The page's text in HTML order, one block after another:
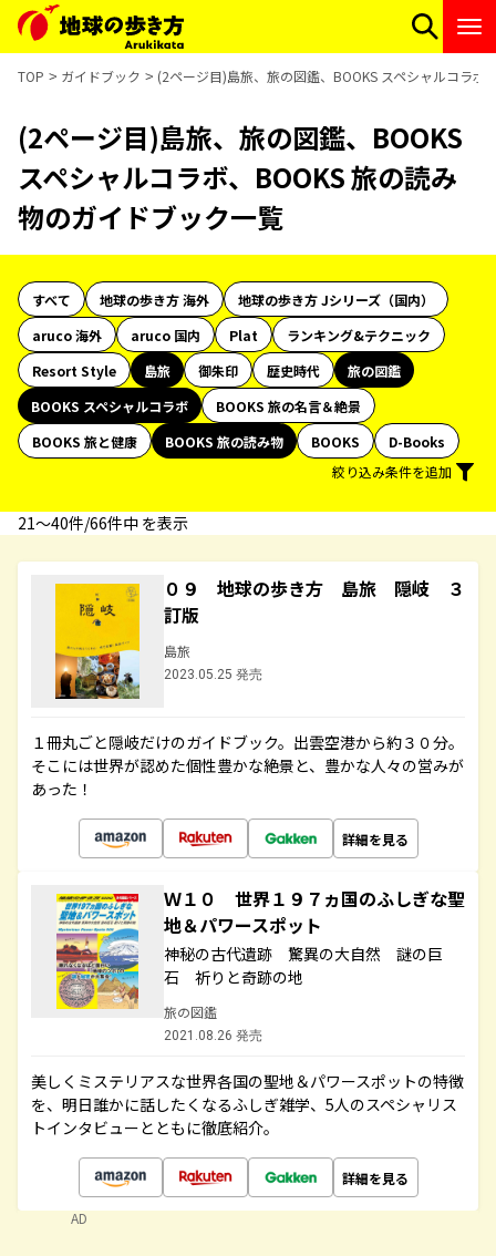
TOP ガイドブック (2ページ目)島旅、旅の図鑑、BOOKS スペシャルコラボ
(2ページ目)島旅、旅の図鑑、BOOKS
スペシャルコラボ、BOOKS 旅の読み
物のガイドブック一覧
すべて 地球の歩き方 海外
地球の歩き方 Jシリーズ（国内）
aruco 海外
aruco 国内 Plat
ランキング&テクニック
Resort Style
島旅 御朱印 歴史時代
旅の図鑑
BOOKS スペシャルコラボ
BOOKS 旅の名言＆絶景
BOOKS 旅と健康
BOOKS 旅の読み物 BOOKS
D-Books
絞り込み条件を追加
21〜40件/66件中 を表示
０９ 地球の歩き方 島旅 隠岐 ３
訂版
島旅
2023.05.25 発売
１冊丸ごと隠岐だけのガイドブック。出雲空港から約３０分。
そこには世界が認めた個性豊かな絶景と、豊かな人々の営みが
あった！
詳細を見る
Ｗ１０ 世界１９７ヵ国のふしぎな聖
地＆パワースポット
神秘の古代遺跡 驚異の大自然 謎の巨
石 祈りと奇跡の地
旅の図鑑
2021.08.26 発売
美しくミステリアスな世界各国の聖地＆パワースポットの特徴
を、明日誰かに話したくなるふしぎ雑学、5人のスペシャリス
トインタビューとともに徹底紹介。
詳細を見る
AD